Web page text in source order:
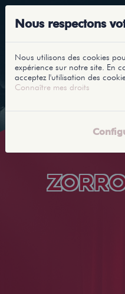
Nous respectons
Nous utilisons des cookies
expérience sur notre site. En
acceptez l'utilisation des
Connaître mes droits